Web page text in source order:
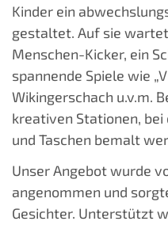
Kinder ein
gestaltet. Auf sie
Menschen-Kicker, ein
spannende Spiele wie
Wikingerschach u.v.m.
kreativen Stationen,
und Taschen bemalt
Unser Angebot wurde
angenommen und
Gesichter. Unterstützt